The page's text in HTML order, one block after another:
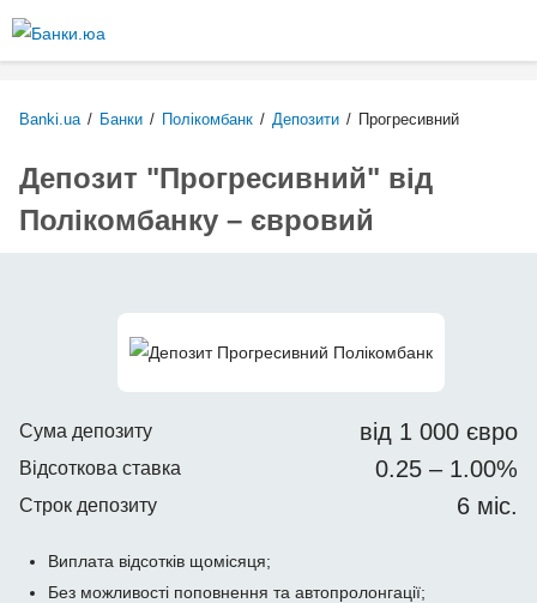
основного
Banki.ua / Банки / Полікомбанк / Депозити / Прогресивний
Депозит "Прогресивний" від
Полікомбанку – євровий
Сума депозиту від 1 000 євро
Відсоткова ставка 0.25 – 1.00%
Строк депозиту 6 міс.
Виплата відсотків щомісяця;
Без можливості поповнення та автопролонгації;